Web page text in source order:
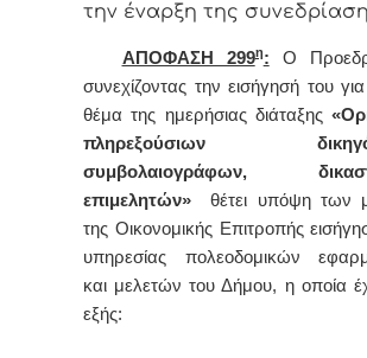
την έναρξη της
ΑΠΟΦΑΣΗ 299η: Ο
συνεχίζοντας την εισήγησή του
θέμα της ημερήσιας διάταξης
πληρεξούσιων
συμβολαιογράφων,
επιμελητών»
θέτει υπόψη των
της Οικονομικής Επιτροπής
υπηρεσίας πολεοδομικών
και μελετών του Δήμου, η οποία
εξής: